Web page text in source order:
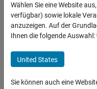
Problem
49057.
Conversion
Wählen Sie eine Website
verfügbar) sowie lokale
anzuzeigen. Auf der
Ihnen die folgende Auswahl:
United States
Sie können auch eine